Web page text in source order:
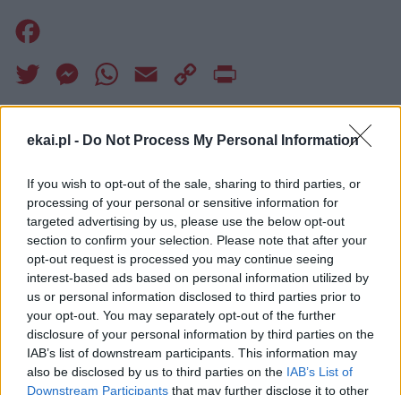
ekai.pl - Do Not Process My Personal Information
If you wish to opt-out of the sale, sharing to third parties, or
processing of your personal or sensitive information for
targeted advertising by us, please use the below opt-out
section to confirm your selection. Please note that after your
opt-out request is processed you may continue seeing
interest-based ads based on personal information utilized by
us or personal information disclosed to third parties prior to
your opt-out. You may separately opt-out of the further
disclosure of your personal information by third parties on the
IAB’s list of downstream participants. This information may
also be disclosed by us to third parties on the IAB’s List of
Downstream Participants that may further disclose it to other
Twitter MessengerWhatsApp
Email
Copy
Link
Tagi: AUGUSTIANIE HISZPANIA LEON XIV
LEON XIV W HISZPANII PODRÓŻ APOSTOLSKA
Najnowsze
09 sierpnia 2026 | 21:02